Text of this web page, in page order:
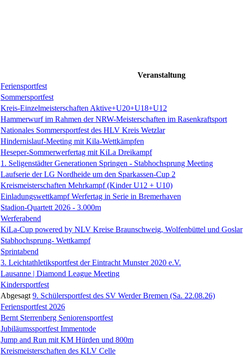
Veranstaltung
Feriensportfest
Sommersportfest
Kreis-Einzelmeisterschaften Aktive+U20+U18+U12
Hammerwurf im Rahmen der NRW-Meisterschaften im Rasenkraftsport
Nationales Sommersportfest des HLV Kreis Wetzlar
Hindernislauf-Meeting mit Kila-Wettkämpfen
Heseper-Sommerwerfertag mit KiLa Dreikampf
1. Seligenstädter Generationen Springen - Stabhochsprung Meeting
Laufserie der LG Nordheide um den Sparkassen-Cup 2
Kreismeisterschaften Mehrkampf (Kinder U12 + U10)
Einladungswettkampf Werfertag in Serie in Bremerhaven
Stadion-Quartett 2026 - 3.000m
Werferabend
KiLa-Cup powered by NLV Kreise Braunschweig, Wolfenbüttel und Goslar
Stabhochsprung- Wettkampf
Sprintabend
3. Leichtathletiksportfest der Eintracht Munster 2020 e.V.
Lausanne | Diamond League Meeting
Kindersportfest
Abgesagt 9. Schülersportfest des SV Werder Bremen (Sa. 22.08.26)
Feriensportfest 2026
Bernt Sterrenberg Seniorensportfest
Jubiläumssportfest Immentode
Jump and Run mit KM Hürden und 800m
Kreismeisterschaften des KLV Celle